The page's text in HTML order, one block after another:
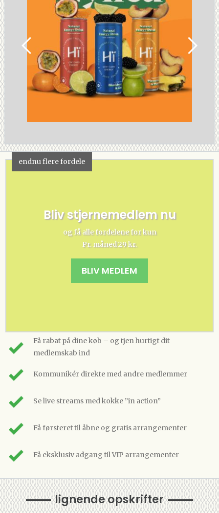
endnu flere fordele
Bliv stjernemedlem nu
og få alle fordelene for kun
Pr. måned 29 kr.
BLIV MEDLEM
Få rabat på dine køb – og tjen hurtigt dit
medlemskab ind
Kommunikér direkte med andre medlemmer
Se live streams med kokke ”in action”
Få førsteret til åbne og gratis arrangementer
Få eksklusiv adgang til VIP arrangementer
lignende opskrifter